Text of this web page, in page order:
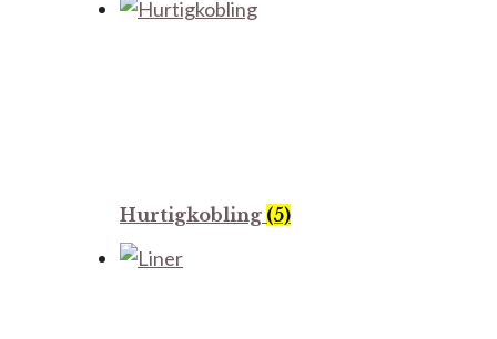
Hurtigkobling (5)